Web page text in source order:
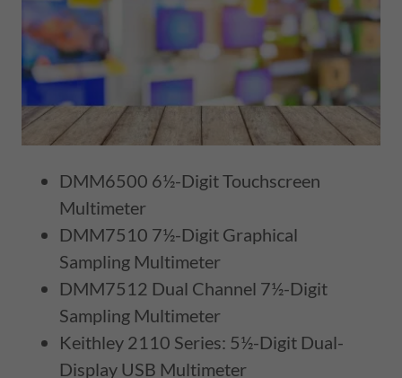
DMM6500 6½-Digit Touchscreen
Multimeter
DMM7510 7½-Digit Graphical
Sampling Multimeter
DMM7512 Dual Channel 7½-Digit
Sampling Multimeter
Keithley 2110 Series: 5½-Digit Dual-
Display USB Multimeter